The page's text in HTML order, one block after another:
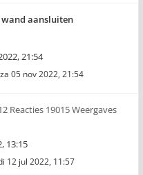
wand aansluiten
21:54
za 05 nov 2022, 21:54
Reacties 19015 Weergaves
13:15
12 jul 2022, 11:57